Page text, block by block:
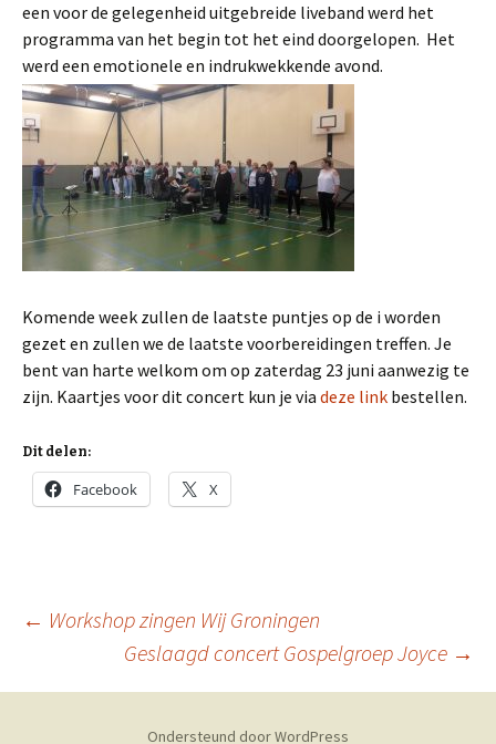
een voor de gelegenheid uitgebreide liveband werd het
programma van het begin tot het eind doorgelopen. Het
werd een emotionele en indrukwekkende avond.
Komende week zullen de laatste puntjes op de i worden
gezet en zullen we de laatste voorbereidingen treffen. Je
bent van harte welkom om op zaterdag 23 juni aanwezig te
zijn. Kaartjes voor dit concert kun je via deze link bestellen.
Dit delen:
Facebook X
Berichtnavigatie
← Workshop zingen Wij Groningen
Geslaagd concert Gospelgroep Joyce →
Ondersteund door WordPress